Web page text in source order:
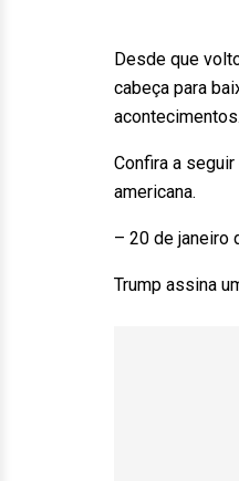
Desde que
cabeça para
acontecimentos.
Confira a
americana.
– 20 de janeiro
Trump assina